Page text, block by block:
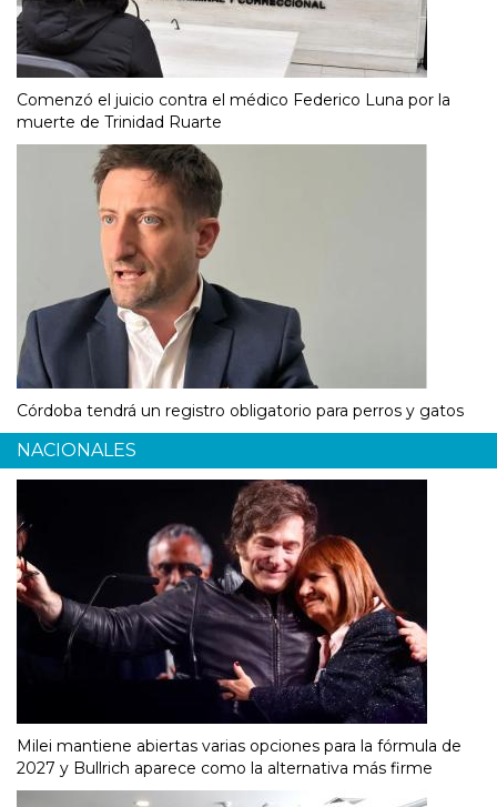
Comenzó el juicio contra el médico Federico Luna por la
muerte de Trinidad Ruarte
Córdoba tendrá un registro obligatorio para perros y gatos
NACIONALES
Milei mantiene abiertas varias opciones para la fórmula de
2027 y Bullrich aparece como la alternativa más firme